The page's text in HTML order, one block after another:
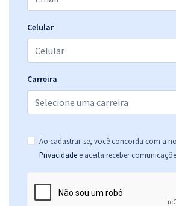
Celular
Carreira
Ao cadastrar-se, você concorda com a
Privacidade e aceita receber